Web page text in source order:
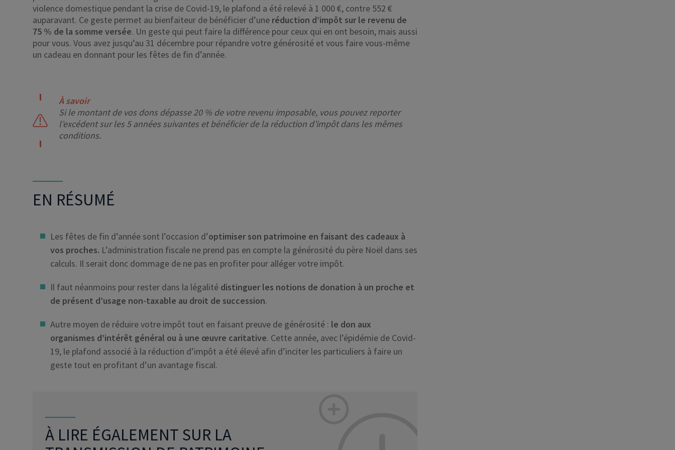
violence domestique pendant la crise de Covid-19, le plafond a été relevé à 1 000 €, contre 552 €
auparavant. Ce geste permet au bienfaiteur de bénéficier d’une réduction d’impôt sur le revenu de
75 % de la somme versée. Un geste qui peut faire la différence pour ceux qui en ont besoin, mais aussi
pour vous. Vous avez jusqu’au 31 décembre pour répandre votre générosité et vous faire vous-même
un cadeau en donnant pour les fêtes de fin d’année.
À savoir
Si le montant de vos dons dépasse 20 % de votre revenu imposable, vous pouvez reporter
l’excédent sur les 5 années suivantes et bénéficier de la réduction d’impôt dans les mêmes
conditions.
EN RÉSUMÉ
Les fêtes de fin d’année sont l’occasion d’optimiser son patrimoine en faisant des cadeaux à
vos proches. L’administration fiscale ne prend pas en compte la générosité du père Noël dans ses
calculs. Il serait donc dommage de ne pas en profiter pour alléger votre impôt.
Il faut néanmoins pour rester dans la légalité distinguer les notions de donation à un proche et
de présent d’usage non-taxable au droit de succession.
Autre moyen de réduire votre impôt tout en faisant preuve de générosité : le don aux
organismes d’intérêt général ou à une œuvre caritative. Cette année, avec l’épidémie de Covid-
19, le plafond associé à la réduction d’impôt a été élevé afin d’inciter les particuliers à faire un
geste tout en profitant d’un avantage fiscal.
À LIRE ÉGALEMENT SUR LA